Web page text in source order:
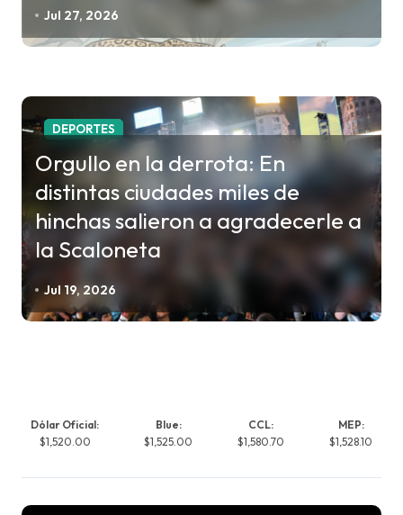
Jul 27, 2026
DEPORTES
Orgullo en la derrota: En
distintas ciudades miles de
hinchas salieron a agradecerle a
la Scaloneta
Jul 19, 2026
Dólar Oficial:
$1,520.00
Blue:
$1,525.00
CCL:
$1,580.70
MEP:
$1,528.10